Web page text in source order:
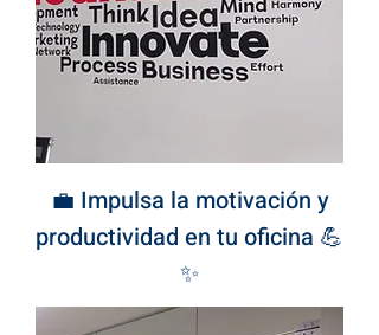
💼 Impulsa la motivación y
productividad en tu oficina 💪
✨